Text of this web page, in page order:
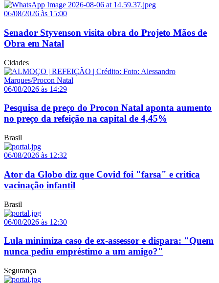
06/08/2026 às 15:00
Senador Styvenson visita obra do Projeto Mãos de
Obra em Natal
Cidades
06/08/2026 às 14:29
Pesquisa de preço do Procon Natal aponta aumento
no preço da refeição na capital de 4,45%
Brasil
06/08/2026 às 12:32
Ator da Globo diz que Covid foi "farsa" e critica
vacinação infantil
Brasil
06/08/2026 às 12:30
Lula minimiza caso de ex-assessor e dispara: "Quem
nunca pediu empréstimo a um amigo?"
Segurança